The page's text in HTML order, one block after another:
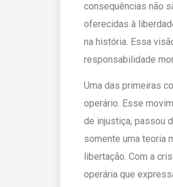
consequências não
oferecidas à
na história. Essa
responsabilidade
Uma das primeiras
operário. Esse
de injustiça, passou
somente uma teoria
libertação. Com a
operária que